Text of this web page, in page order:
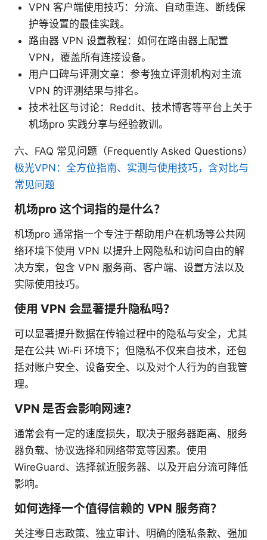
VPN 客户端使用技巧：分流、自动重连、断线保
护等设置的最佳实践。
路由器 VPN 设置教程：如何在路由器上配置
VPN，覆盖所有连接设备。
用户口碑与评测文章：参考独立评测机构对主流
VPN 的评测结果与排名。
技术社区与讨论：Reddit、技术博客等平台上关于
机场pro 实践分享与经验教训。
六、FAQ 常见问题（Frequently Asked Questions）
极光VPN：全方位指南、实测与使用技巧，含对比与
常见问题
机场pro 这个词指的是什么？
机场pro 通常指一个专注于帮助用户在机场等公共网
络环境下使用 VPN 以提升上网隐私和访问自由的解
决方案，包含 VPN 服务商、客户端、设置方法以及
实际使用技巧。
使用 VPN 会显著提升隐私吗？
可以显著提升数据在传输过程中的隐私与安全，尤其
是在公共 Wi‑Fi 环境下；但隐私不仅来自技术，还包
括对账户安全、设备安全、以及对个人行为的自我管
理。
VPN 是否会影响网速？
通常会有一定的速度损失，取决于服务器距离、服务
器负载、协议选择和网络带宽等因素。使用
WireGuard、选择就近服务器、以及开启分流可降低
影响。
如何选择一个值得信赖的 VPN 服务商？
关注零日志政策、独立审计、明确的隐私条款、强加